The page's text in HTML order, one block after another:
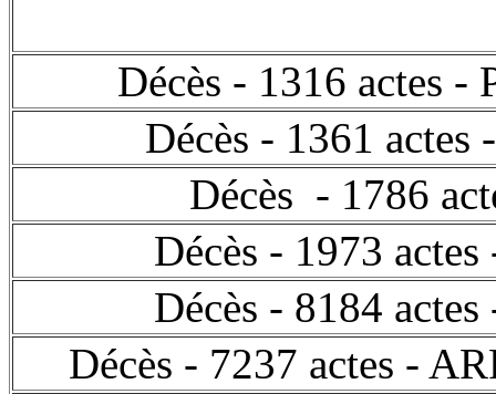
Décès - 1316 actes -
Décès - 1361 actes
Décès - 1786
Décès - 1973
Décès - 8184
Décès - 7237 actes -